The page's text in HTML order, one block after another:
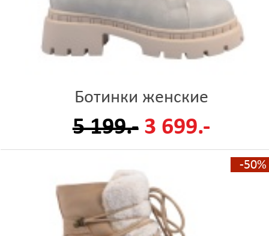
Ботинки женские
5 199.- 3 699.-
-50%